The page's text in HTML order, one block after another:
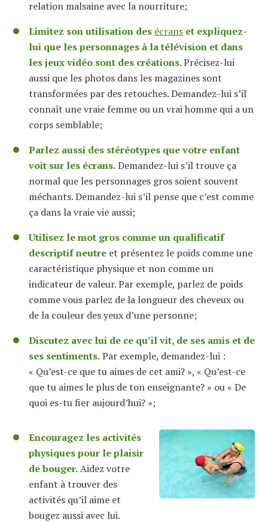
relation malsaine avec la nourriture;
Limitez son utilisation des écrans et expliquez-
lui que les personnages à la télévision et dans
les jeux vidéo sont des créations.Précisez-lui
aussi que les photos dans les magazines sont
transformées par des retouches. Demandez-lui s’il
connaît une vraie femme ou un vrai homme qui a un
corps semblable;
Parlez aussi des stéréotypes que votre enfant
voit sur les écrans.Demandez-lui s’il trouve ça
normal que les personnages gros soient souvent
méchants. Demandez-lui s’il pense que c’est comme
ça dans la vraie vie aussi;
Utilisez le mot gros comme un qualificatif
descriptif neutre et présentez le poids comme une
caractéristique physique et non comme un
indicateur de valeur. Par exemple, parlez de poids
comme vous parlez de la longueur des cheveux ou
de la couleur des yeux d’une personne;
Discutez avec lui de ce qu’il vit, de ses amis et de
ses sentiments.Par exemple, demandez-lui :
« Qu’est-ce que tu aimes de cet ami? », « Qu’est-ce
que tu aimes le plus de ton enseignante? » ou « De
quoi es-tu fier aujourd’hui? »;
Encouragez les activités
physiques pour le plaisir
de bouger.Aidez votre
enfant à trouver des
activités qu’il aime et
bougez aussi avec lui.